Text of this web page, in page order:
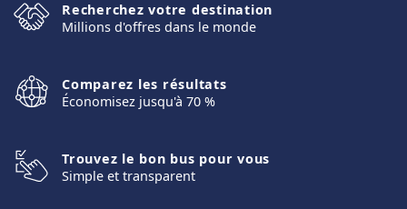
Recherchez votre destination
Millions d'offres dans le monde
Comparez les résultats
Économisez jusqu'à 70 %
Trouvez le bon bus pour vous
Simple et transparent